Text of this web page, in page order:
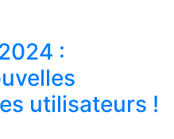
:
utilisateurs !